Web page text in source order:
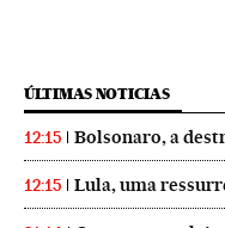
ÚLTIMAS NOTICIAS
12:15 Bolsonaro, a
12:15 Lula, uma